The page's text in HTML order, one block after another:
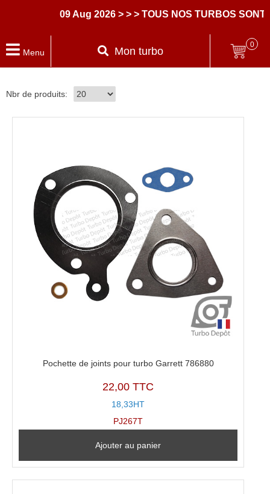
09 Aug 2026 > > > TOUS NOS TURBOS SONT
Menu Mon turbo
0
Nbr de produits:
Pochette de joints pour turbo Garrett 786880
22,00 TTC
18,33HT
PJ267T
Ajouter au panier